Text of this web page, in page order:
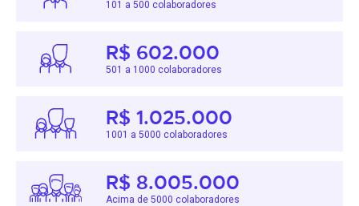
101 a 500 colaboradores
R$ 602.000
501 a 1000 colaboradores
R$ 1.025.000
1001 a 5000 colaboradores
R$ 8.005.000
Acima de 5000 colaboradores